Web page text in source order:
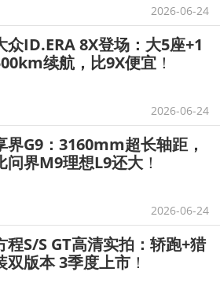
2026-06-24
众ID.ERA 8X登场：大5座+1
续航，比9X便宜 ！
2026-06-24
界G9：3160mm超长轴距，
问界M9理想L9还大 ！
2026-06-24
程S/S GT高清实拍：轿跑+猎
双版本 3季度上市 ！